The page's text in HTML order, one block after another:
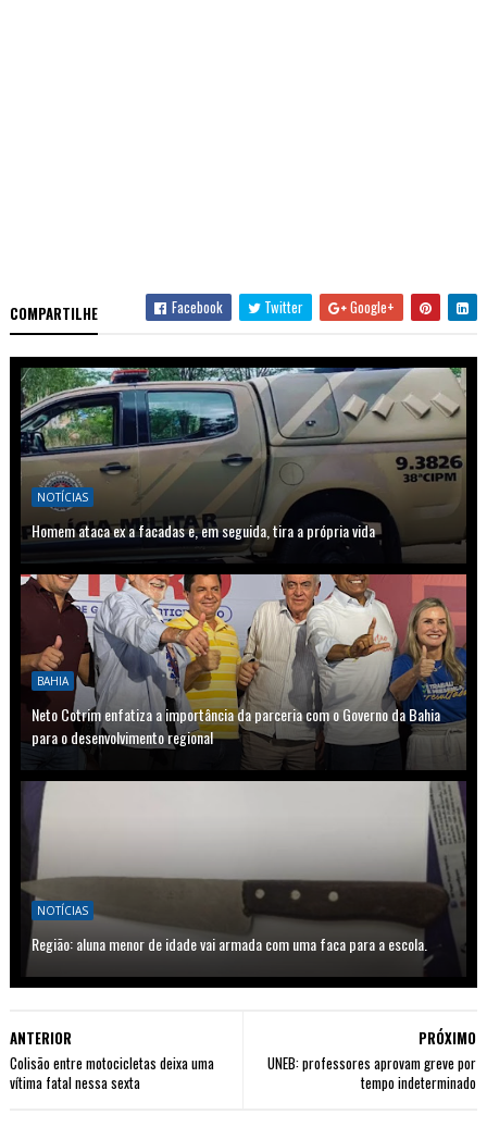
COMPARTILHE Facebook Twitter Google+
NOTÍCIAS
Homem ataca ex a facadas e, em seguida, tira a própria vida
BAHIA
Neto Cotrim enfatiza a importância da parceria com o Governo da Bahia
para o desenvolvimento regional
NOTÍCIAS
Região: aluna menor de idade vai armada com uma faca para a escola.
PRÓXIMO
UNEB: professores aprovam greve por
tempo indeterminado
ANTERIOR
Colisão entre motocicletas deixa uma
vítima fatal nessa sexta